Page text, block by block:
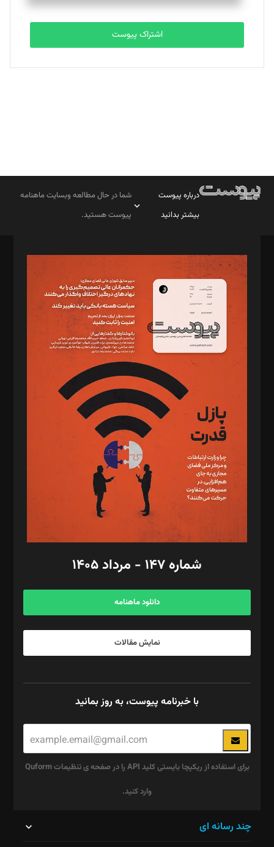
تحریریه
بابک نقاش
تحریریه
اشتراک پیوست
درباره پیوست
بیشتر بدانید
شما در حال مطالعه وبسایت ماهنامه
پیوست هستید.
مدیر مسئول: محمدباقر اثنی‌عشری
سردبیر: مهرک محمودی
دبیر تحریریه: میثم قاسمی
د‌بیر ناداستان: سمانه سمیع
د‌بیر خدمت و تجارت: ابوالفضل رجبی
د‌بیر حقوق فناوری: حسام‌الدین ایپکچی
د‌بیر پیوست جهان: مینا پاکدل
د‌بیر تحریریه آنلاین: بابک نقاش
تحریریه‌: مجتبی محمود‌ی، آرش برهمند، یسنا امان‌پور، سروش کرمیان،
مصطفی مسجدی آرانی، ابوالفضل رجبی، زهرا فکرانه، فائزه فتحی
رستمی،مصطفی باستان
ویرایش: نگار استاد‌‌آقا
طراح یونیفرم: مجید توکلی
فیلمبرداری و عکاسی: امیر شفیعی، مانی لطفی زاده
گرافیک و صفحه‌آرایی: سید‌سبحان‌علی ثابت
مد‌یر توسعه تجاری: کامبیز برید‌
امور مالی: شاپور رهبری، محمد‌ کاظمی‌نیا
آگهی و مشترکین: ۰۹۱۹۹۹۹۰۴۵۴
شماره ۱۴۷ - مرداد ۱۴۰۵
دانلود ماهنامه
نمایش مقالات
با خبرنامه پیوست، به روز بمانید
برای استفاده از ریکپچا بایستی کلید API را در صفحه ی تنظیمات Quform
وارد کنید.
چند رسانه ای